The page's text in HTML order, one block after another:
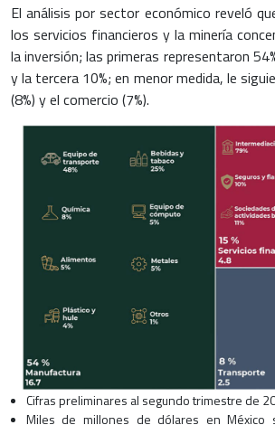
El análisis por sector económico reveló
los servicios financieros y la minería
la inversión; las primeras representaron
y la tercera 10%; en menor medida, le
(8%) y el comercio (7%).
Cifras preliminares al segundo trimestre de
Miles de millones de dólares en México